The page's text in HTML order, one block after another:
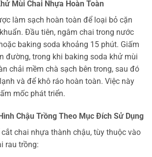
Mùi Chai Nhựa Hoàn Toàn
làm sạch hoàn toàn để loại bỏ cặn
Đầu tiên, ngâm chai trong nước
baking soda khoảng 15 phút. Giấm
đường, trong khi baking soda khử mùi
chải mềm chà sạch bên trong, sau đó
và để khô ráo hoàn toàn. Việc này
mốc phát triển.
Chậu Trồng Theo Mục Đích Sử Dụng
cắt chai nhựa thành chậu, tùy thuộc vào
rau trồng: